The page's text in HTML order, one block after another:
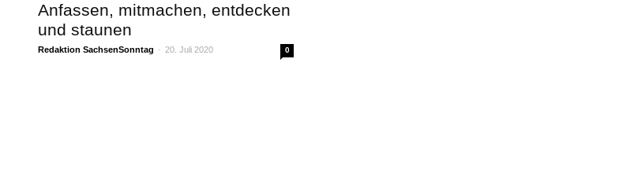
Anfassen, mitmachen, entdecken
und staunen
Redaktion SachsenSonntag - 20. Juli 2020 0